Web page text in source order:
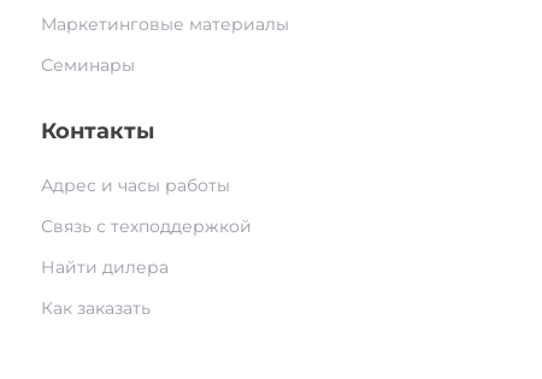
Маркетинговые материалы
Семинары
Контакты
Адрес и часы работы
Связь с техподдержкой
Найти дилера
Как заказать